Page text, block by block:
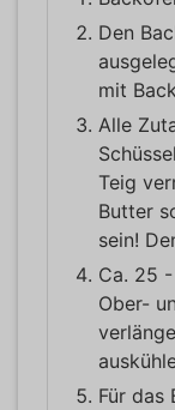
Den
mit
Alle
Teig
Butter
sein!
Ca. 25
Ober-
Für das